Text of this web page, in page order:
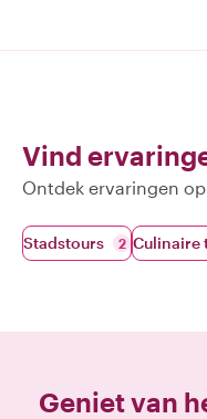
Vind
Ontdek ervaringen
Stadstours 2 Culinaire
Geniet van